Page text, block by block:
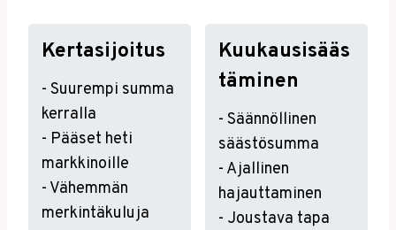
Kertasijoitus
- Suurempi summa
kerralla
- Pääset heti
markkinoille
- Vähemmän
merkintäkuluja
Kuukausisääs
Täminen
- Säännöllinen
säästösumma
- Ajallinen
hajauttaminen
- Joustava tapa